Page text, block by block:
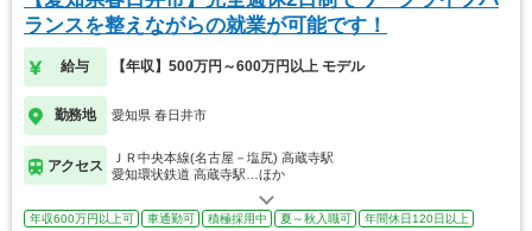
ランスを整えながらの就業が可能です！
給与 【年収】500万円～600万円以上 モデル
勤務地 愛知県 春日井市
アクセス
ＪＲ中央本線(名古屋－塩尻) 高蔵寺駅
愛知環状鉄道 高蔵寺駅…ほか
年収600万円以上可 車通勤可 積極採用中 夏～秋入職可 年間休日120日以上